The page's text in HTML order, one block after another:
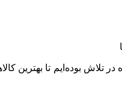
1398 (2017) فعالیت خود را به صورت آنلاین آغاز